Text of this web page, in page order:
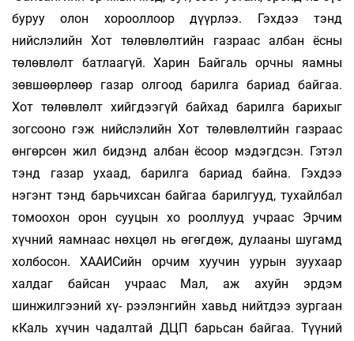
буруу олон хорооллоор дүүрлээ. Гэхдээ тэнд
нийслэлийн Хот төлөвлөлтийн газраас албан ёсны
төлөвлөлт батлаагүй. Харин Бай­галь орчны яамны
зөвшөөрлөөр газар олгоод барилга бариад байгаа.
Хот төлөвлөлт хийгдээгүй байхад барилга барихыг
зогсооно гэж нийслэлийн Хот төлөвлөлтийн газраас
өнгөрсөн жил бидэнд албан ёсоор мэдэгдсэн. Гэтэл
тэнд газар ухаад, барилга бариад байна. Гэхдээ
нэгэнт тэнд барьчихсан байгаа барил­гууд, тухайлбал
томоохон орон сууцын хо­­ роол­лууд учраас Эрчим
хүчний яамнаас нөхцөл нь өгөгд­өж, дулааны шугамд
холбосон. ХААИСийн орчим хуучин уурын зуухаар
халдаг байсан учраас Мал, аж ахуйн эрдэм
шинжилгээний хү- рээлэнгийн хавьд нийтдээ зургаан
кКаль хүчин чадалтай ДЦП барьсан байгаа. Түүний